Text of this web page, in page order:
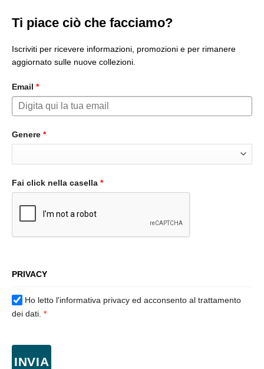
Ti piace ciò che facciamo?
Iscriviti per ricevere informazioni, promozioni e per rimanere
aggiornato sulle nuove collezioni.
Email *
Genere *
Fai click nella casella *
PRIVACY
Ho letto l'informativa privacy ed acconsento al trattamento
dei dati. *
INVIA